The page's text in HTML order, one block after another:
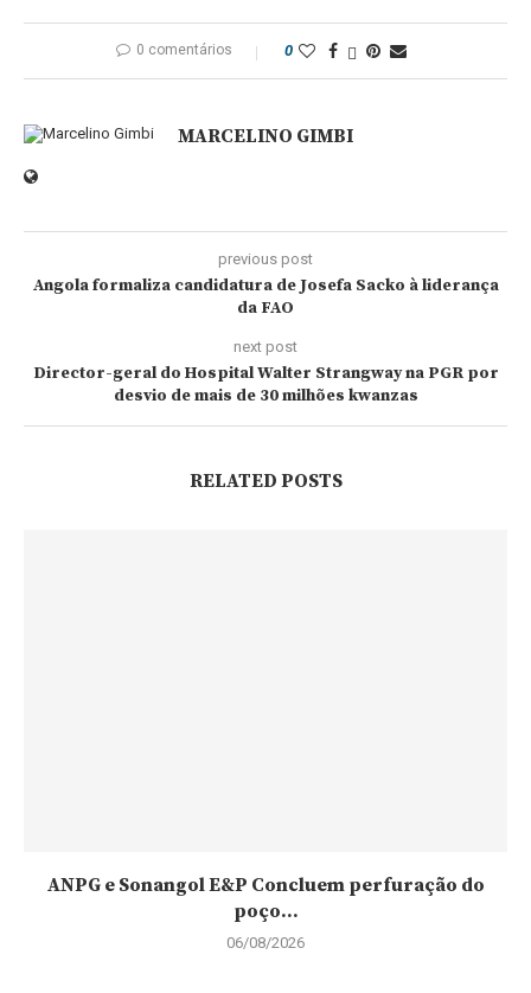
0 comentários 0
MARCELINO GIMBI
previous post
Angola formaliza candidatura de Josefa Sacko à liderança
da FAO
next post
Director-geral do Hospital Walter Strangway na PGR por
desvio de mais de 30 milhões kwanzas
RELATED POSTS
ANPG e Sonangol E&P Concluem perfuração do
poço...
06/08/2026